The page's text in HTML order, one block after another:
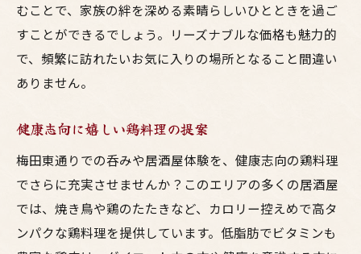
むことで、家族の絆を深める素晴らしいひとときを過ご
すことができるでしょう。リーズナブルな価格も魅力的
で、頻繁に訪れたいお気に入りの場所となること間違い
ありません。
健康志向に嬉しい鶏料理の提案
梅田東通りでの呑みや居酒屋体験を、健康志向の鶏料理
でさらに充実させませんか？このエリアの多くの居酒屋
では、焼き鳥や鶏のたたきなど、カロリー控えめで高タ
ンパクな鶏料理を提供しています。低脂肪でビタミンも